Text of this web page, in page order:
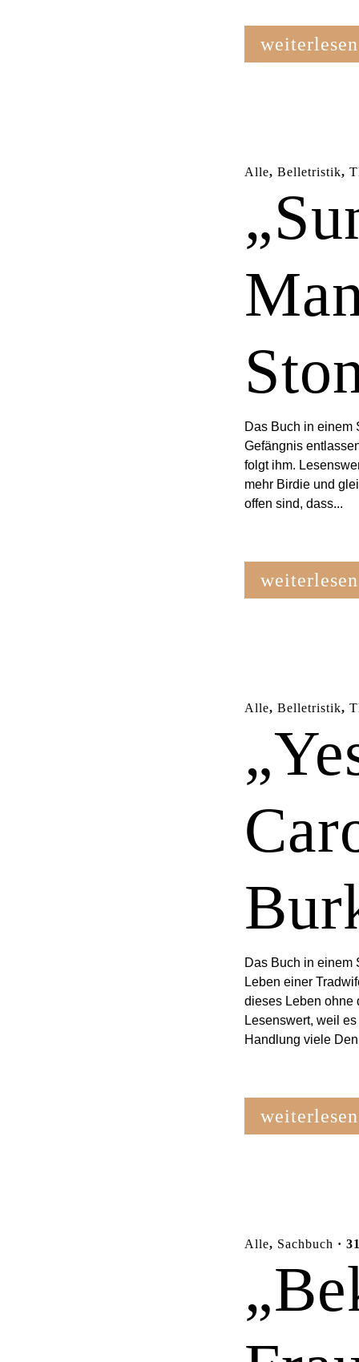
weiterlesen
Alle, Belletristik,
Das Buch in einem
Gefängnis
folgt ihm.
mehr Birdie und
offen sind, dass...
weiterlesen
Alle, Belletristik,
Das Buch in einem
Leben einer
dieses Leben ohne
Lesenswert, weil
Handlung viele
weiterlesen
Alle, Sachbuch ·